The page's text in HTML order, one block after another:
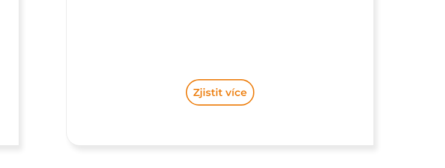
Zjistit více